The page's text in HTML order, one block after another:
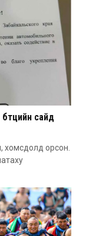
сайд
хомсдолд орсон.